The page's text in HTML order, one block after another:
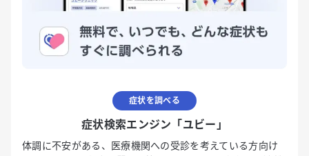
症状を調べる
症状検索エンジン「ユビー」
体調に不安がある、医療機関への受診を考えている方向け